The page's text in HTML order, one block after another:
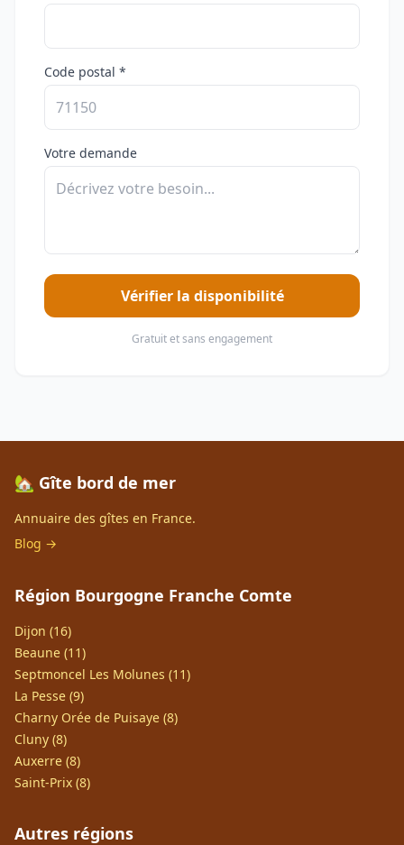
Code postal *
Votre demande
Vérifier la disponibilité
Gratuit et sans engagement
🏡 Gîte bord de mer
Annuaire des gîtes en France.
Blog →
Région Bourgogne Franche Comte
Dijon (16)
Beaune (11)
Septmoncel Les Molunes (11)
La Pesse (9)
Charny Orée de Puisaye (8)
Cluny (8)
Auxerre (8)
Saint-Prix (8)
Autres régions